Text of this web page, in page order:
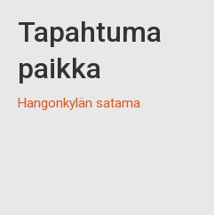
Tapahtuma
paikka
Hangonkylän satama